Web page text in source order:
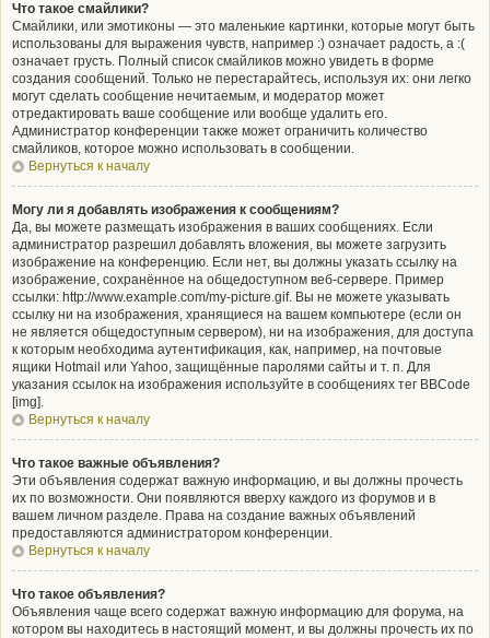
Что такое смайлики?
Смайлики, или эмотиконы — это маленькие картинки, которые могут быть
использованы для выражения чувств, например :) означает радость, а :(
означает грусть. Полный список смайликов можно увидеть в форме
создания сообщений. Только не перестарайтесь, используя их: они легко
могут сделать сообщение нечитаемым, и модератор может
отредактировать ваше сообщение или вообще удалить его.
Администратор конференции также может ограничить количество
смайликов, которое можно использовать в сообщении.
Вернуться к началу
Могу ли я добавлять изображения к сообщениям?
Да, вы можете размещать изображения в ваших сообщениях. Если
администратор разрешил добавлять вложения, вы можете загрузить
изображение на конференцию. Если нет, вы должны указать ссылку на
изображение, сохранённое на общедоступном веб-сервере. Пример
ссылки: http://www.example.com/my-picture.gif. Вы не можете указывать
ссылку ни на изображения, хранящиеся на вашем компьютере (если он
не является общедоступным сервером), ни на изображения, для доступа
к которым необходима аутентификация, как, например, на почтовые
ящики Hotmail или Yahoo, защищённые паролями сайты и т. п. Для
указания ссылок на изображения используйте в сообщениях тег BBCode
[img].
Вернуться к началу
Что такое важные объявления?
Эти объявления содержат важную информацию, и вы должны прочесть
их по возможности. Они появляются вверху каждого из форумов и в
вашем личном разделе. Права на создание важных объявлений
предоставляются администратором конференции.
Вернуться к началу
Что такое объявления?
Объявления чаще всего содержат важную информацию для форума, на
котором вы находитесь в настоящий момент, и вы должны прочесть их по